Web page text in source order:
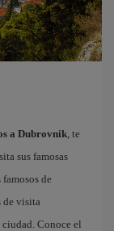
a Dubrovnik, te
sus famosas
de
de visita
Conoce el